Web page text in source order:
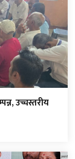
उच्चस्तरीय